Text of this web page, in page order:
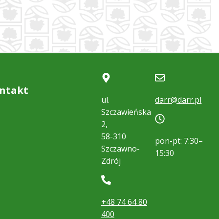
ul.
Szczawieńska
2,
58-310
Szczawno-
Zdrój
+48 74 64 80
400
darr@darr.pl
pon-pt: 7:30–
15:30